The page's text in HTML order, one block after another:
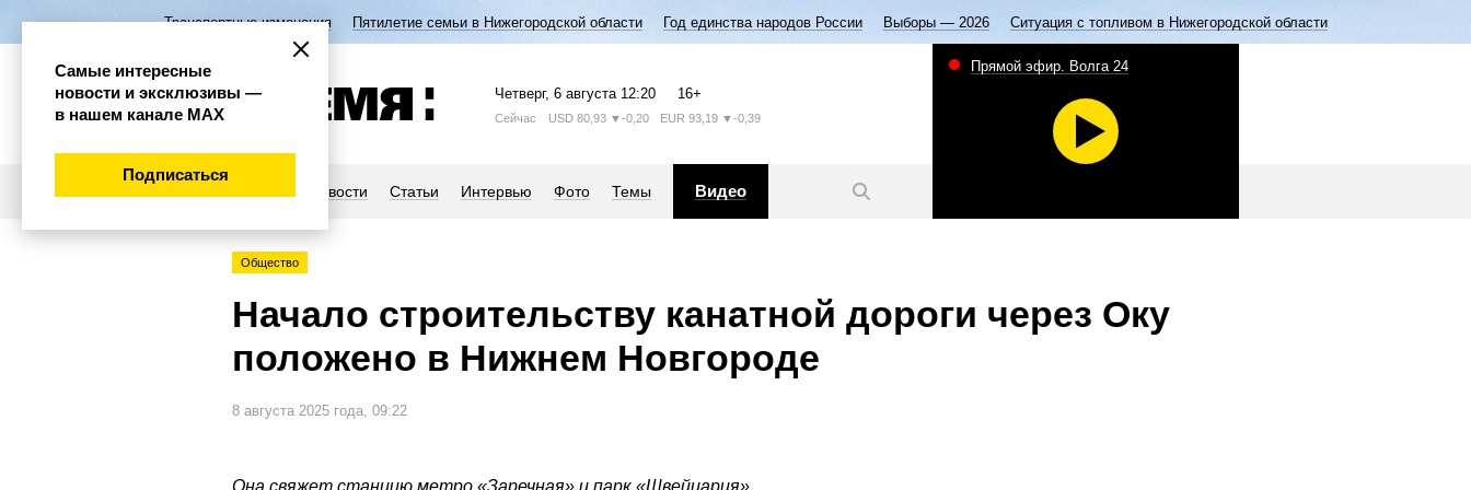
Транспортные изменения Пятилетие семьи в Нижегородской области Год единства народов России Выборы — 2026 Ситуация с топливом в Нижегородской области
Четверг, 6 августа 12:20 16+
Сейчас USD 80,93 ▼-0,20 EUR 93,19 ▼-0,39
Новости Статьи Интервью Фото Темы Видео
Прямой эфир. Волга 24
Общество
Начало строительству канатной дороги через Оку
положено в Нижнем Новгороде
8 августа 2025 года, 09:22
Она свяжет станцию метро «Заречная» и парк «Швейцария».
Самые интересные
новости и эксклюзивы —
в нашем канале МАХ
Подписаться